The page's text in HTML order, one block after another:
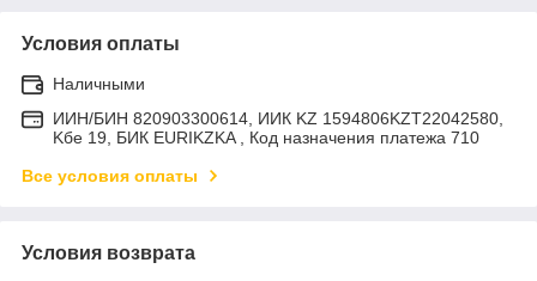
Условия оплаты
Наличными
ИИН/БИН 820903300614, ИИК KZ 1594806KZT22042580,
Kбе 19, БИК EURIKZKA , Код назначения платежа 710
Все условия оплаты
Условия возврата